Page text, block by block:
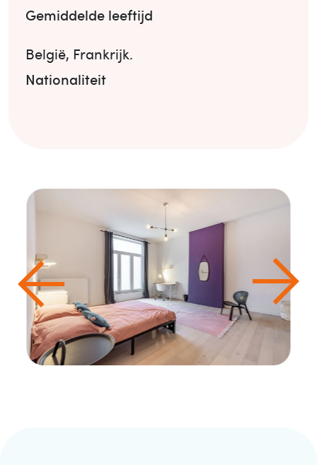
Gemiddelde leeftijd
België, Frankrijk.
Nationaliteit